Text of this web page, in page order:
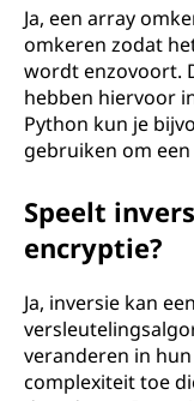
Ja, een array
omkeren zodat
wordt enzovoort.
hebben hiervoor
Python kun je
gebruiken om
Speelt
encryptie?
Ja, inversie kan
veranderen in
complexiteit toe